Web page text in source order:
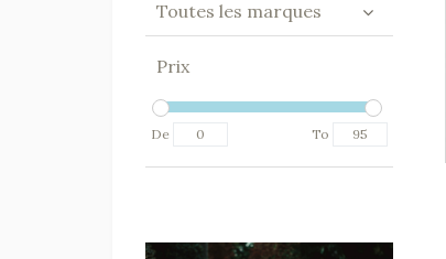
Toutes les marques
Prix
De To